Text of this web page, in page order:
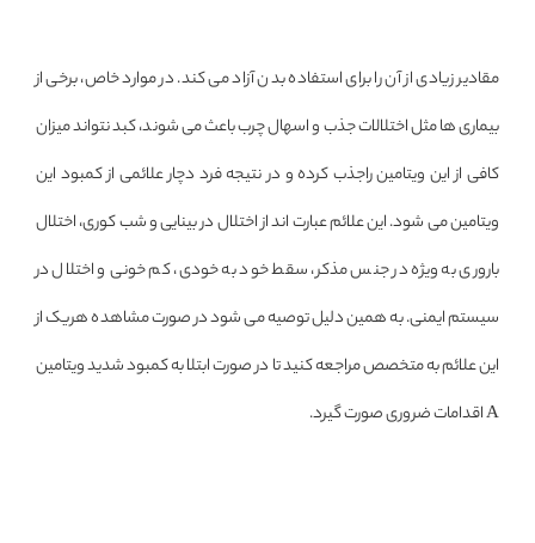
مقادیر زیادی از آن را برای استفاده بدن آزاد می کند. در موارد خاص، برخی از
بیماری ها مثل اختلالات جذب و اسهال چرب باعث می شوند، کبد نتواند میزان
کافی از این ویتامین راجذب کرده و در نتیجه فرد دچار علائمی از کمبود این
ویتامین می شود. این علائم عبارت اند از اختلال در بینایی و شب کوری، اختلال
باروری به ویژه در جنس مذکر، سقط خود به خودی، کم خونی و اختلال در
سیستم ایمنی. به همین دلیل توصیه می شود در صورت مشاهده هریک از
این علائم به متخصص مراجعه کنید تا در صورت ابتلا به کمبود شدید ویتامین
A اقدامات ضروری صورت گیرد.